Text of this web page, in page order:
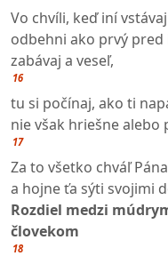
Vo chvíli, keď iní
odbehni ako prvý
zabávaj a veseľ,
16
tu si počínaj, ako ti
nie však hriešne alebo
17
Za to všetko chváľ
a hojne ťa sýti svojimi
Rozdiel medzi
človekom
18